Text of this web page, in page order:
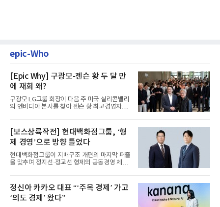
epic-Who
[Epic Why] 구광모-젠슨 황 두 달 만
에 재회 왜?
구광모 LG그룹 회장이 다음 주 미국 실리콘밸리
의 엔비디아 본사를 찾아 젠슨 황 최고경영자
[보스상륙작전] 현대백화점그룹, ‘형
제 경영’으로 방향 틀었다
현대백화점그룹이 지배구조 개편의 마지막 퍼즐
을 맞추며 정지선·정교선 형제의 공동경영 체제
정신아 카카오 대표 “‘주목 경제’ 가고
‘의도 경제’ 왔다”